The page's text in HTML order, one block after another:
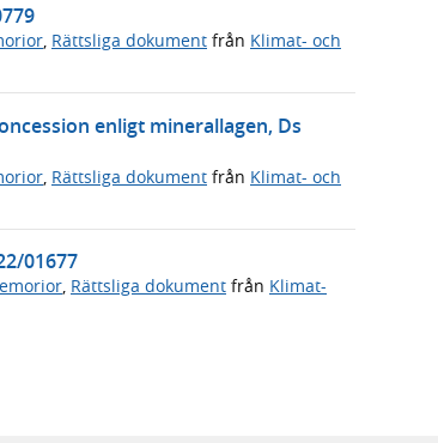
, Rättsliga dokument från Klimat- och
enligt minerallagen, Ds
Rättsliga dokument från Klimat- och
01677
, Rättsliga dokument från Klimat-